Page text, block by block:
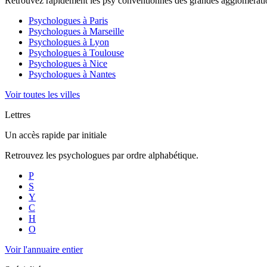
Psychologues à Paris
Psychologues à Marseille
Psychologues à Lyon
Psychologues à Toulouse
Psychologues à Nice
Psychologues à Nantes
Voir toutes les villes
Lettres
Un accès rapide par initiale
Retrouvez les psychologues par ordre alphabétique.
P
S
Y
C
H
O
Voir l'annuaire entier